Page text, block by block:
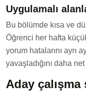
Uygulamalı
Bu bölümde kısa ve
Öğrenci her hafta
yorum hatalarını ayrı
yavaşladığını daha
Aday çalışma